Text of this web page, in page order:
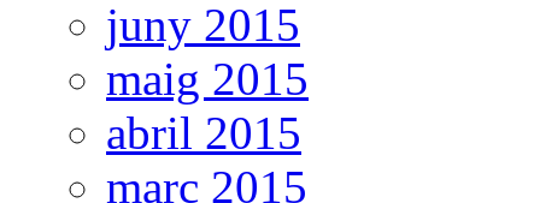
juny 2015
maig 2015
abril 2015
març 2015